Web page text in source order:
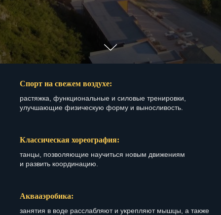
Спорт на свежем воздухе:
растяжка, функциональные и силовые тренировки,
улучшающие физическую форму и выносливость.
Классическая хореография:
танцы, позволяющие научиться новым движениям
и развить координацию.
Аквааэробика:
занятия в воде расслабляют и укрепляют мышцы, а также